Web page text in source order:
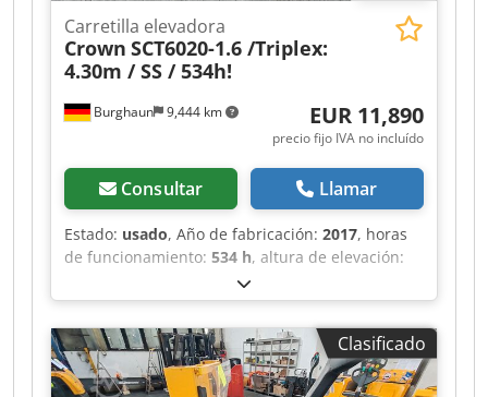
Burghaun 9,444 km
Carretilla elevadora
Crown SCT6020-1.6 /Triplex:
4.30m / SS / 534h!
EUR 11,890
precio fijo IVA no incluído
Consultar Llamar
Estado: usado, Año de fabricación: 2017, horas
de funcionamiento: 534 h, altura de elevación:
, tipo de combustible:
fabricante de motores:Elektro, tipo de
engranaje:automático, Carretilla elevadora
eléctrica de tres ruedas Crown SCT 6020-1.6, año
de fabricación: 2017, horas: solo 534 h, anterior
Clasificado